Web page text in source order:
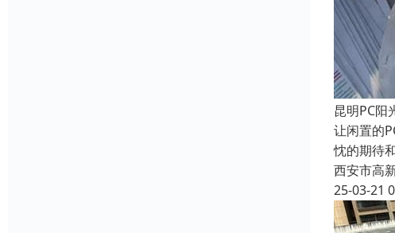
昆明PC阳
让闲置的
忱的期待
西安市高
25-03-21